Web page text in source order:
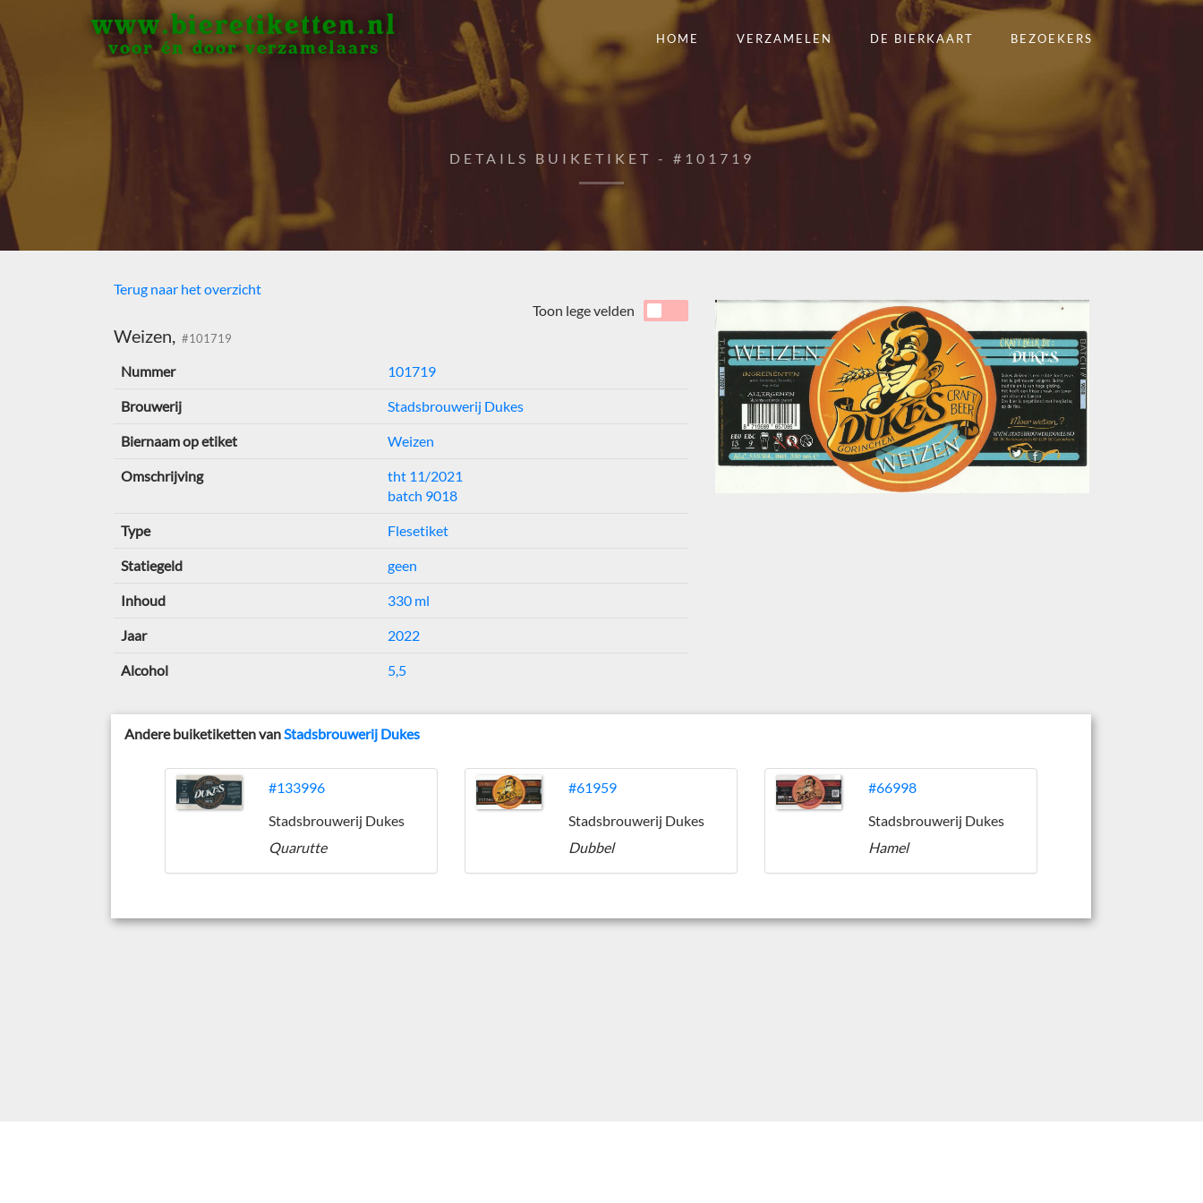
www.bieretiketten.nl
voor én door verzamelaars
HOME VERZAMELEN DE BIERKAART BEZOEKERS
DETAILS BUIKETIKET - #101719
Terug naar het overzicht
Weizen, #101719
Toon lege velden
Nummer 101719
Brouwerij Stadsbrouwerij Dukes
Biernaam op etiket Weizen
Omschrijving
tht 11/2021
batch 9018
Type Flesetiket
Statiegeld geen
Inhoud 330 ml
Jaar 2022
Alcohol 5,5
Andere buiketiketten vanStadsbrouwerij Dukes
#133996
Stadsbrouwerij Dukes
Quarutte
#61959
Stadsbrouwerij Dukes
Dubbel
#66998
Stadsbrouwerij Dukes
Hamel